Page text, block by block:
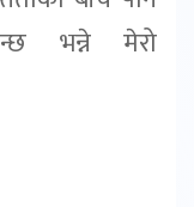
भन्ने मेरो